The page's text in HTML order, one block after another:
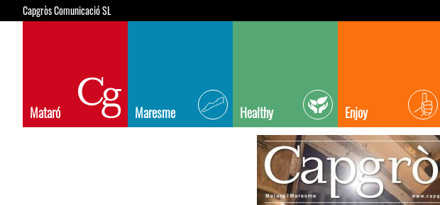
Capgròs Comunicació SL
Mataró Maresme Healthy Enjoy